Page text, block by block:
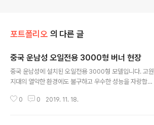
포트폴리오 의 다른 글
중국 운남성 오일전용 3000형 버너 현장
중국 운남성에 설치된 오일전용 3000형 모델입니다. 고원
지대의 열악한 환경에도 불구하고 우수한 성능을 자랑합니
0 0 2019. 11. 18.